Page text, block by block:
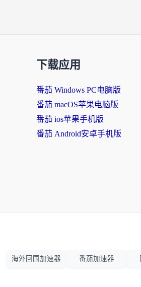
下载应用
番茄 Windows PC电脑版
番茄 macOS苹果电脑版
番茄 ios苹果手机版
番茄 Android安卓手机版
海外回国加速器 番茄加速器